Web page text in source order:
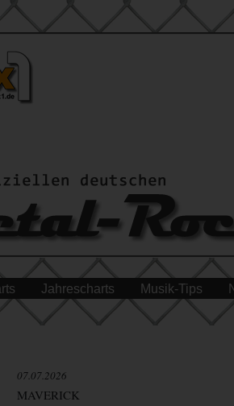
Jahrescharts Musik-Tips
07.07.2026
MAVERICK